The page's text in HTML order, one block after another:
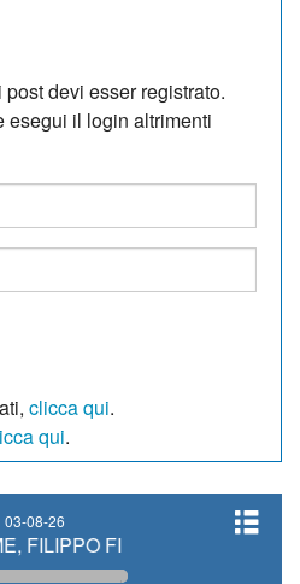
devi esser registrato.
esegui il login altrimenti
clicca qui.
qui.
03-08-26
FIORELLI